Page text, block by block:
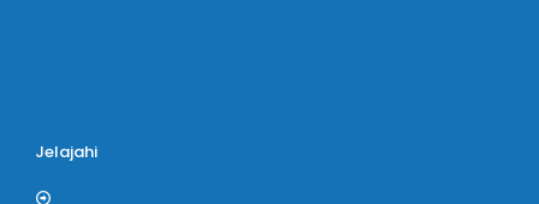
Jelajahi